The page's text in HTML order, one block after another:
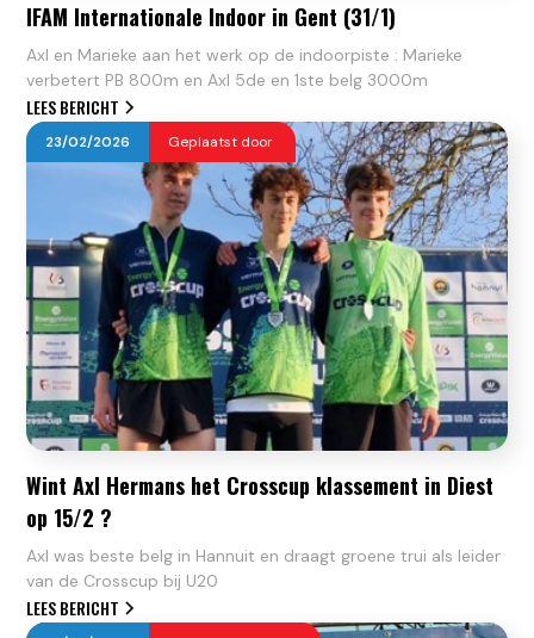
IFAM Internationale Indoor in Gent (31/1)
Axl en Marieke aan het werk op de indoorpiste : Marieke
verbetert PB 800m en Axl 5de en 1ste belg 3000m
LEES BERICHT
23/02/2026 Geplaatst door
Wint Axl Hermans het Crosscup klassement in Diest
op 15/2 ?
Axl was beste belg in Hannuit en draagt groene trui als leider
van de Crosscup bij U20
LEES BERICHT